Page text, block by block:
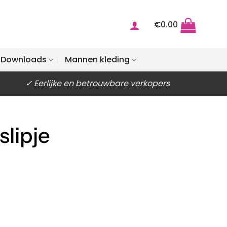
€0.00
Downloads Mannen kleding
✓ Eerlijke en betrouwbare verkopers